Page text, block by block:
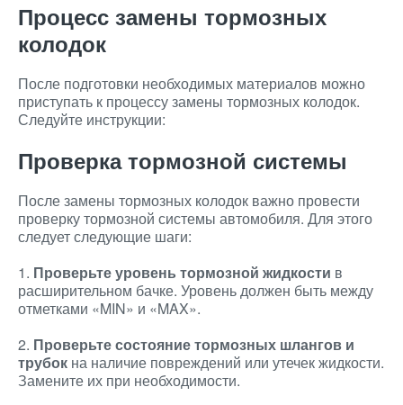
Процесс замены тормозных
колодок
После подготовки необходимых материалов можно
приступать к процессу замены тормозных колодок.
Следуйте инструкции:
Проверка тормозной системы
После замены тормозных колодок важно провести
проверку тормозной системы автомобиля. Для этого
следует следующие шаги:
1. Проверьте уровень тормозной жидкости в
расширительном бачке. Уровень должен быть между
отметками «MIN» и «MAX».
2. Проверьте состояние тормозных шлангов и
трубок на наличие повреждений или утечек жидкости.
Замените их при необходимости.